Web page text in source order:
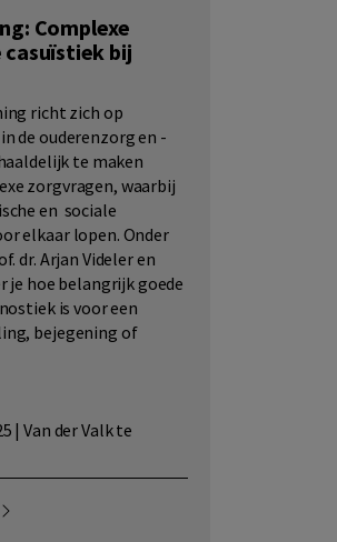
Complexe
bij
richt zich op
de ouderenzorg en -
te maken
zorgvragen, waarbij
en sociale
elkaar lopen. Onder
dr. Arjan Videler en
je hoe belangrijk goede
is voor een
bejegening of
| Van der Valk te